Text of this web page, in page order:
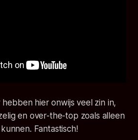
hebben hier onwijs veel zin in,
en over-the-top zoals alleen
Fantastisch!